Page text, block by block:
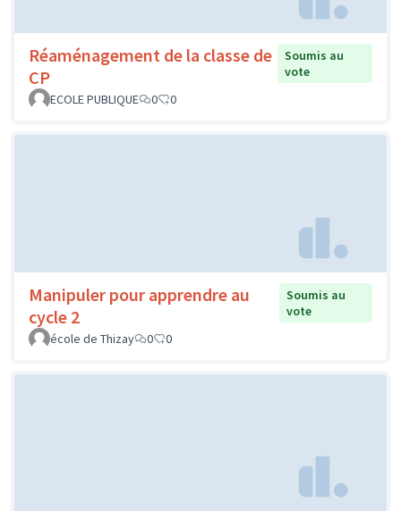
Réaménagement de la classe de
CP
Soumis au
vote
ECOLE PUBLIQUE
0 0
Manipuler pour apprendre au
cycle 2
Soumis au
vote
école de Thizay
0 0